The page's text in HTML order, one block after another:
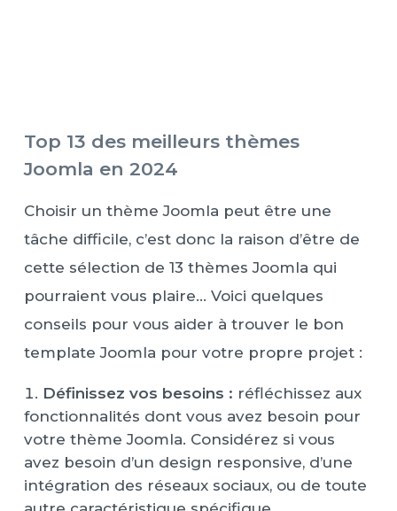
Top 13 des meilleurs thèmes
Joomla en 2024
Choisir un thème Joomla peut être une
tâche difficile, c’est donc la raison d’être de
cette sélection de 13 thèmes Joomla qui
pourraient vous plaire… Voici quelques
conseils pour vous aider à trouver le bon
template Joomla pour votre propre projet :
Définissez vos besoins : réfléchissez aux
fonctionnalités dont vous avez besoin pour
votre thème Joomla. Considérez si vous
avez besoin d’un design responsive, d’une
intégration des réseaux sociaux, ou de toute